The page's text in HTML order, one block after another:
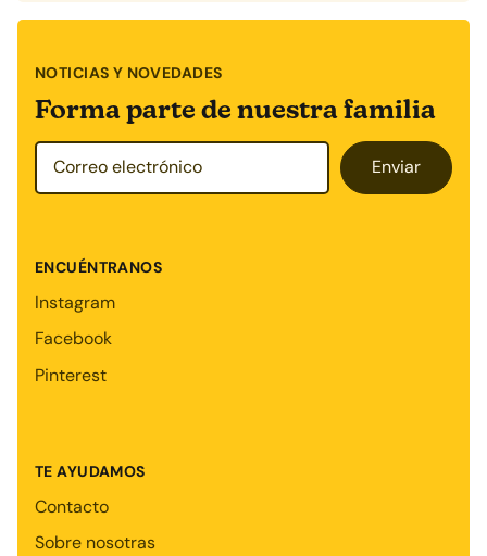
NOTICIAS Y NOVEDADES
Forma parte de nuestra familia
Enviar
ENCUÉNTRANOS
Instagram
Facebook
Pinterest
TE AYUDAMOS
Contacto
Sobre nosotras